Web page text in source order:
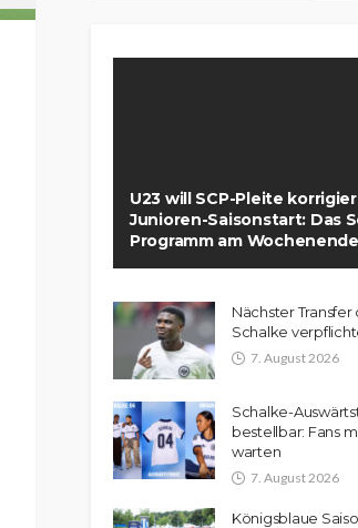
U23 will SCP-Pleite
Junioren-Saisonstart: Das
Programm am Wochenende
Nächster Transfer
Schalke
7. August 2026
Schalke-
bestellbar: Fans
warten
7. August 2026
Königsblaue